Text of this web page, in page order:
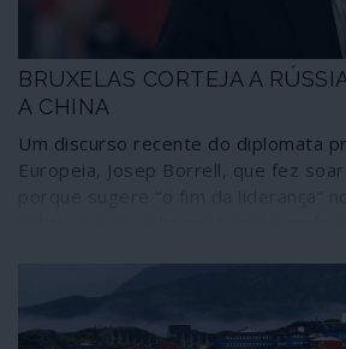
BRUXELAS CORTEJA A
A CHINA
Um discurso recente do diplomata
Europeia, Josep Borrell, que fez
Rússia – uma estratégia cujo
assumido pela Alemanha. Mas será
de testar a hegemonia chinesa?